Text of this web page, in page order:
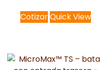
CotizarQuick View